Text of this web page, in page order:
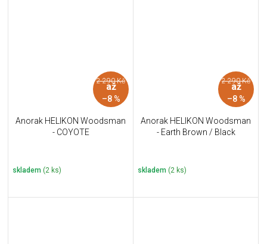
2 290 Kč
až
–8 %
Anorak HELIKON Woodsman
- COYOTE
skladem (2 ks)
2 290 Kč
až
–8 %
Anorak HELIKON Woodsman
- Earth Brown / Black
skladem (2 ks)